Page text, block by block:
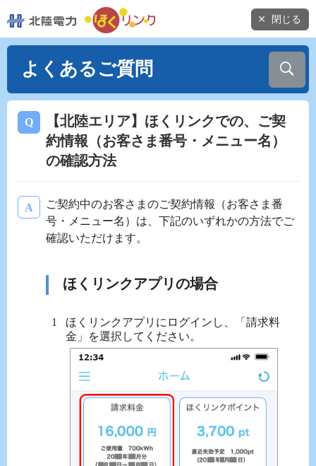
閉じる
よくあるご質問
【北陸エリア】ほくリンクでの、ご契
約情報（お客さま番号・メニュー名）
の確認方法
ご契約中のお客さまのご契約情報（お客さま番
号・メニュー名）は、下記のいずれかの方法でご
確認いただけます。
ほくリンクアプリの場合
ほくリンクアプリにログインし、「請求料
金」を選択してください。